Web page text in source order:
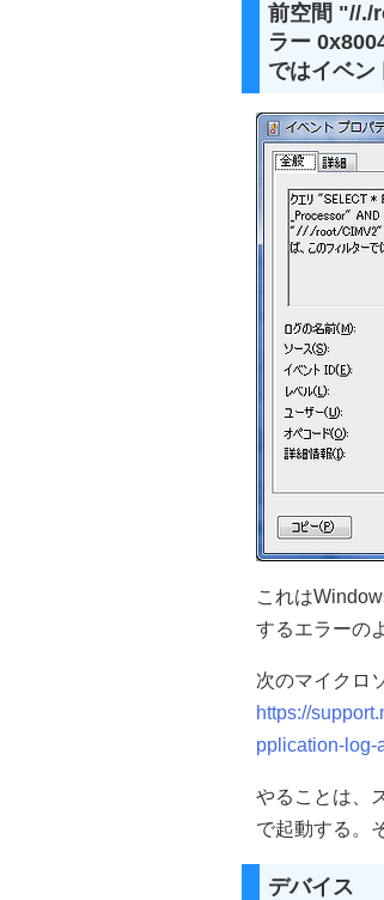
前空間 "//./
ラー
ではイベン
これは
するエラーの
次のマイクロ
https://
pplication-log-
やることは、
で起動する。
デバイス